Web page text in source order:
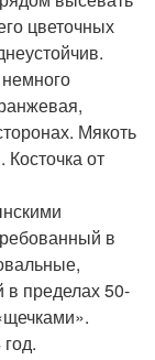
цветочных
Мякоть
от
в
пределах 50-